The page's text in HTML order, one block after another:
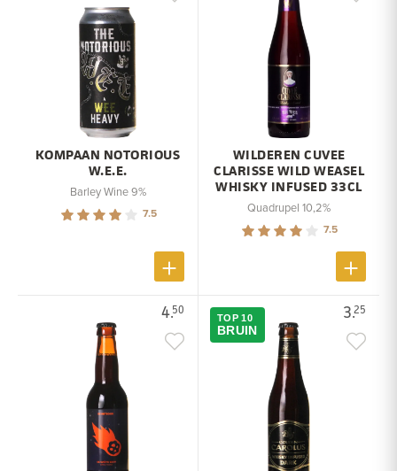
KOMPAAN NOTORIOUS
W.E.E.
Barley Wine 9%
7.5
WILDEREN CUVEE
CLARISSE WILD WEASEL
WHISKY INFUSED 33CL
Quadrupel 10,2%
7.5
4.50 3.25
TOP 10
BRUIN